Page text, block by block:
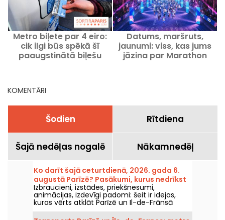
Metro biļete par 4 eiro:
cik ilgi būs spēkā šī
paaugstinātā biļešu
Datums, maršruts,
jaunumi: viss, kas jums
jāzina par Marathon
KOMENTĀRI
Šodien Rītdiena
Šajā nedēļas nogalē Nākamnedēļ
Ko darīt šajā ceturtdienā, 2026. gada 6.
augustā Parīzē? Pasākumi, kurus nedrīkst
palaist garām
Izbraucieni, izstādes, priekšnesumi,
animācijas, izdevīgi padomi: šeit ir idejas,
kuras vērts atklāt Parīzē un Il-de-Frānsā
ceturtdien, 6. augustā 2026.